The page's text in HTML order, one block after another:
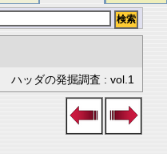
ハッダの発掘調査 : vol.1